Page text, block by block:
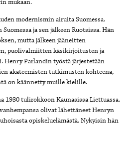
mukaan.
modernismin airuita Suomessa.
ja sen jälkeen Ruotsissa. Hän
mutta jälkeen jääneitten
puolivalmiitten käsikirjoitusten ja
Parlandin työstä järjestetään
akateemisten tutkimusten kohteena,
on käännetty muille kielille.
1930 tulirokkoon Kaunasissa Liettuassa.
olivat lähettäneet Henryn
opiskeluelämästä. Nykyisin hän